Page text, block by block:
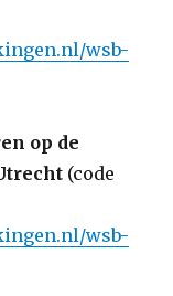
wsb-
op de
(code
wsb-